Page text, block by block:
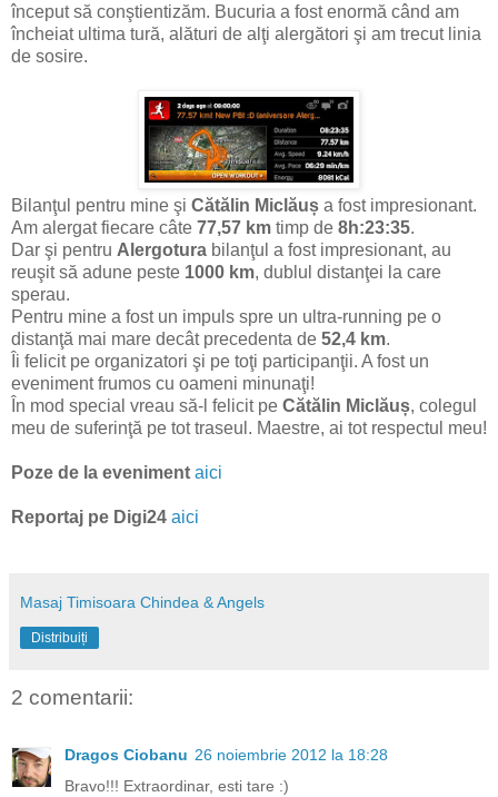
început să conştientizăm. Bucuria a fost enormă când am
încheiat ultima tură, alături de alţi alergători şi am trecut linia
de sosire.
Bilanţul pentru mine şi Cătălin Miclăuș a fost impresionant.
Am alergat fiecare câte 77,57 km timp de 8h:23:35.
Dar şi pentru Alergotura bilanţul a fost impresionant, au
reuşit să adune peste 1000 km, dublul distanţei la care
sperau.
Pentru mine a fost un impuls spre un ultra-running pe o
distanţă mai mare decât precedenta de 52,4 km.
Îi felicit pe organizatori şi pe toţi participanţii. A fost un
eveniment frumos cu oameni minunaţi!
În mod special vreau să-l felicit pe Cătălin Miclăuș, colegul
meu de suferinţă pe tot traseul. Maestre, ai tot respectul meu!
Poze de la eveniment aici
Reportaj pe Digi24 aici
Masaj Timisoara Chindea & Angels
Distribuiți
2 comentarii:
Dragos Ciobanu 26 noiembrie 2012 la 18:28
Bravo!!! Extraordinar, esti tare :)